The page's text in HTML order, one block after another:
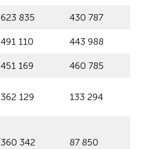
623 835 430 787
491 110 443 988
451 169 460 785
362 129 133 294
360 342 87 850